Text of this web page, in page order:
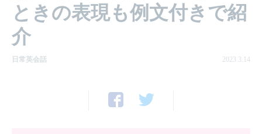
ときの表現も例文付きで紹
介
日常英会話 2023.3.14